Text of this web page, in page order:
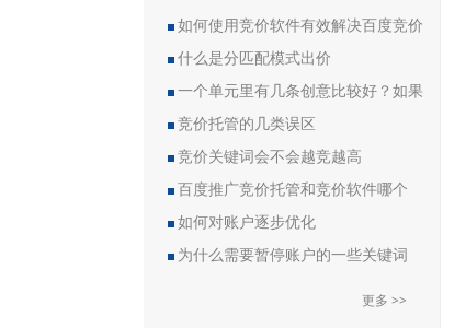
如何使用竞价软件有效解决百度竞价
中的恶点问题
什么是分匹配模式出价
一个单元里有几条创意比较好？如果
删除创意会导致账户流量突然下降吗？
竞价托管的几类误区
竞价关键词会不会越竞越高
百度推广竞价托管和竞价软件哪个
好？
如何对账户逐步优化
为什么需要暂停账户的一些关键词
更多 >>